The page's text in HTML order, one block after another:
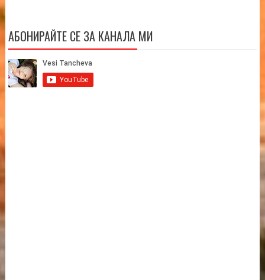
АБОНИРАЙТЕ СЕ ЗА КАНАЛА МИ